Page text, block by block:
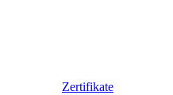
Zertifikate